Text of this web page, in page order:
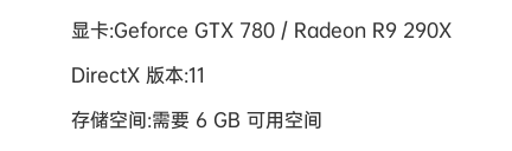
显卡:Geforce GTX 780 / Radeon R9 290X
DirectX 版本:11
存储空间:需要 6 GB 可用空间